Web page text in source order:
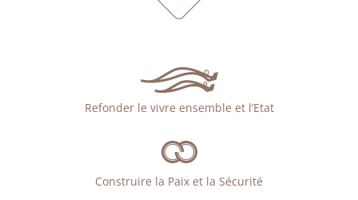
Refonder le vivre ensemble et l’Etat
Construire la Paix et la Sécurité